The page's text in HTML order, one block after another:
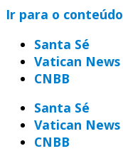
Ir para o conteúdo
Santa Sé
Vatican News
CNBB
Santa Sé
Vatican News
CNBB